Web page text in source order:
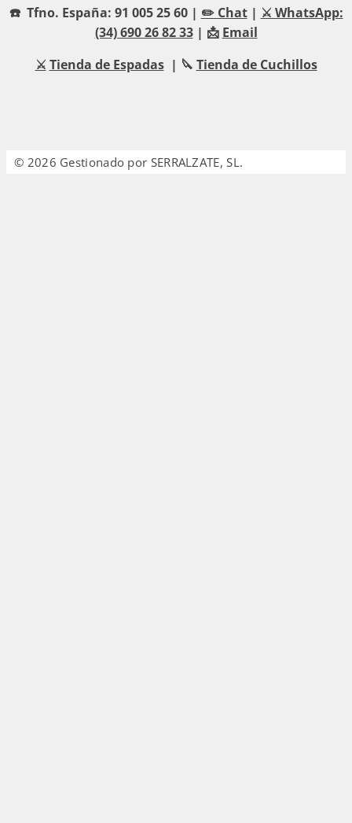
☎️ Tfno. España: 91 005 25 60 | ✏️ Chat| ⚔️ WhatsApp:
(34) 690 26 82 33| 📩 Email
⚔️ Tienda de Espadas| 🔪 Tienda de Cuchillos
© 2026 Gestionado por SERRALZATE, SL.